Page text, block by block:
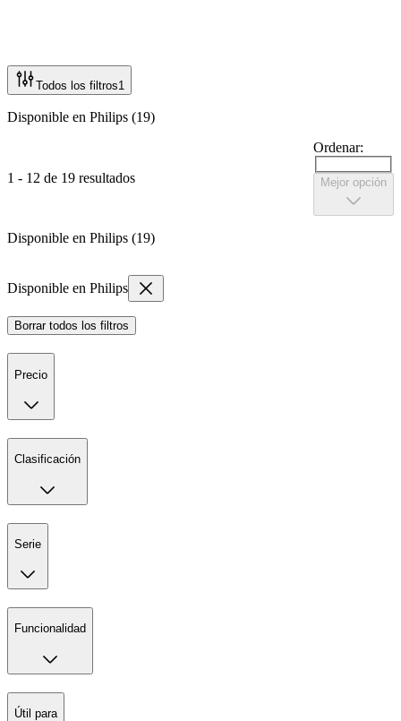
Todos los filtros1
Disponible en Philips (19)
1 - 12 de 19 resultados
Ordenar:
Mejor opción
Disponible en Philips (19)
Disponible en Philips
Borrar todos los filtros
Precio
Clasificación
Serie
Funcionalidad
Útil para